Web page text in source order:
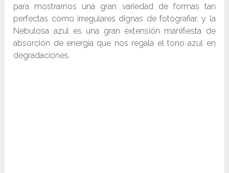
para mostrarnos una gran variedad de formas tan
perfectas como irregulares dignas de fotografiar, y la
Nebulosa azul es una gran extensión manifiesta de
absorción de energía que nos regala el tono azul en
degradaciones.